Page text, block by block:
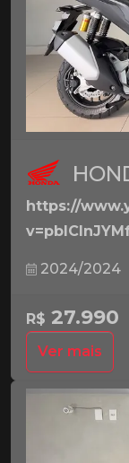
https://
2024/2024
R$ 27.990
Ver mais